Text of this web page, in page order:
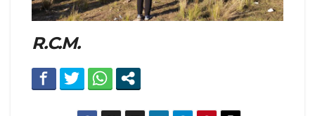
R.C.M.